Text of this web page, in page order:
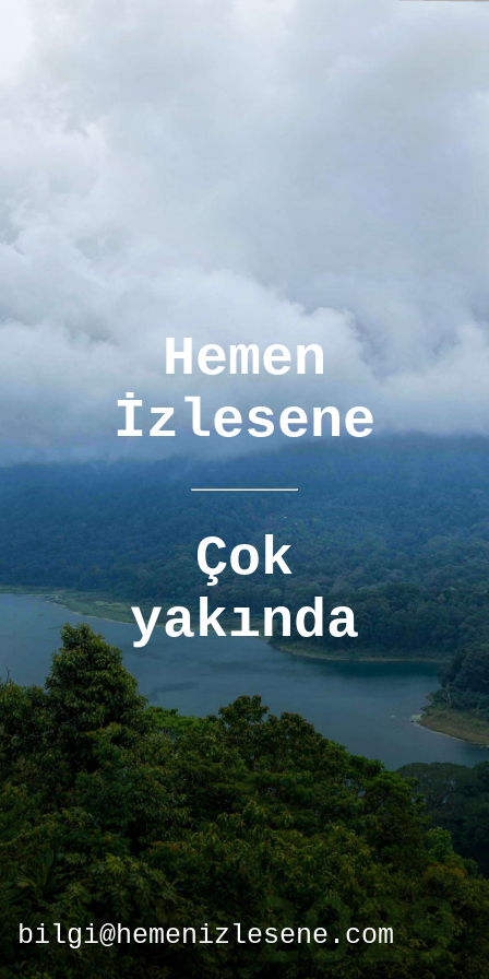
Hemen
İzlesene
Çok
yakında
bilgi@hemenizlesene.com